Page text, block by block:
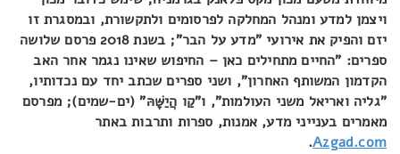
ויצמן למדע ומנהל המחלקה לפרסומים ולתקשורת, ובמסגרת זו
יזם והפיק את אירועי "מדע על הבר"; בשנת 2018 פרסם שלושה
ספרים: "החיים מתחילים כאן – החיפוש שאינו נגמר אחר האב
הקדמון המשותף האחרון", ושני ספרים שכתב יחד עם נכדותיו,
"גליה ואריאל משני העולמות", ו"קַו הֲיַשָּׁהּ" (ים-שמים); מפרסם
מאמרים בענייני מדע, אמנות, ספרות ותרבות באתר
Azgad.com
.